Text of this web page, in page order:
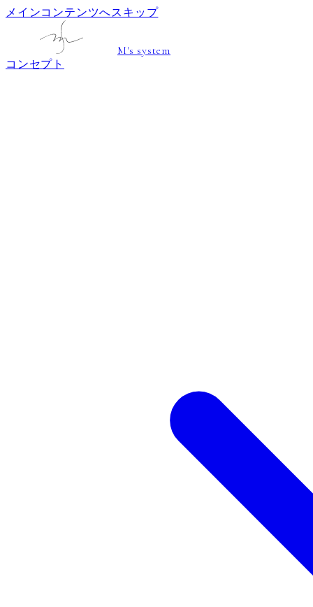
メインコンテンツへスキップ
M's system
コンセプト